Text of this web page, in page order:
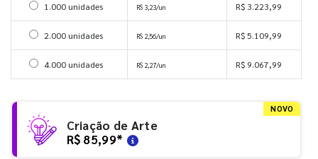
Selecionar 1000 unidades
1.000 unidades R$ 3,23/un R$ 3.223,99
Selecionar 2000 unidades
2.000 unidades R$ 2,56/un R$ 5.109,99
Selecionar 4000 unidades
4.000 unidades R$ 2,27/un R$ 9.067,99
NOVO
Criação de Arte
R$ 85,99*